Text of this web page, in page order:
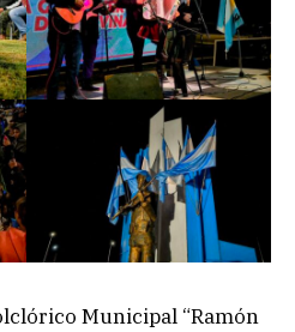
Municipal “Ramón